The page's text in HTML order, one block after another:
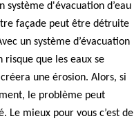
système d'évacuation d’eau
façade peut être détruite
un système d’évacuation
risque que les eaux se
une érosion. Alors, si
le problème peut
Le mieux pour vous c’est de